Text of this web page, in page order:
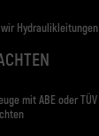
Hydraulikleitungen
mit ABE oder TÜV